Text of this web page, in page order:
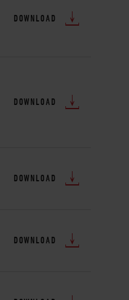
DOWNLOAD
DOWNLOAD
DOWNLOAD
DOWNLOAD